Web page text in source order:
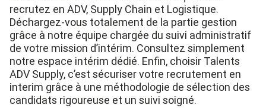
recrutez en ADV, Supply Chain et Logistique.
Déchargez-vous totalement de la partie gestion
grâce à notre équipe chargée du suivi administratif
de votre mission d’intérim. Consultez simplement
notre espace intérim dédié. Enfin, choisir Talents
ADV Supply, c’est sécuriser votre recrutement en
interim grâce à une méthodologie de sélection des
candidats rigoureuse et un suivi soigné.